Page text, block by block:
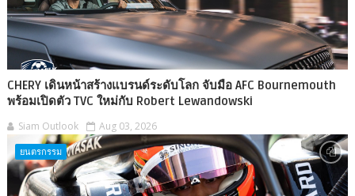
CHERY เดินหน้าสร้างแบรนด์ระดับโลก จับมือ AFC Bournemouth
พร้อมเปิดตัว TVC ใหม่กับ Robert Lewandowski
Siam Outlook Aug 03, 2026
ยนตรกรรม